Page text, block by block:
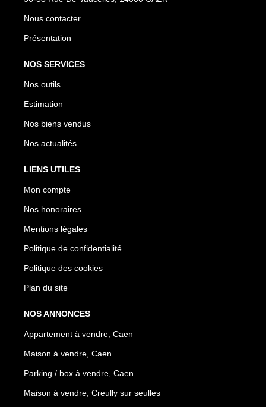
Nous contacter
Présentation
NOS SERVICES
Nos outils
Estimation
Nos biens vendus
Nos actualités
LIENS UTILES
Mon compte
Nos honoraires
Mentions légales
Politique de confidentialité
Politique des cookies
Plan du site
NOS ANNONCES
Appartement à vendre, Caen
Maison à vendre, Caen
Parking / box à vendre, Caen
Maison à vendre, Creully sur seulles